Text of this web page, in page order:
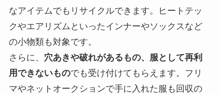
なアイテムでもリサイクルできます。ヒートテッ
クやエアリズムといったインナーやソックスなど
の小物類も対象です。
さらに、 穴あきや破れがあるもの、服として再利
用できないものでも受け付けてもらえます。フリ
マやネットオークションで手に入れた服も回収の